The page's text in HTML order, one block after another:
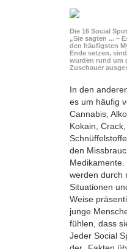
Die 16 Social
„Sie sagten ... –
den häufigsten
Ende setzen,
wurden rund um
Zuschauer
In den
es um häufig
Cannabis,
Kokain,
den
Medikamente.
werden durch
Situationen
Weise
junge
fühlen, dass
Jeder Social